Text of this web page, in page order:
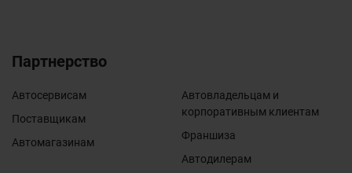
Партнерство
Автосервисам
Поставщикам
Автомагазинам
Автовладельцам и
корпоративным клиентам
Франшиза
Автодилерам